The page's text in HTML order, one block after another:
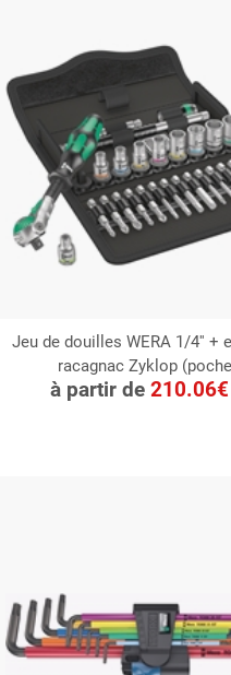
Jeu de douilles WERA 1/4'' +
racagnac Zyklop
à partir de
CONSULTER
Demande de devis